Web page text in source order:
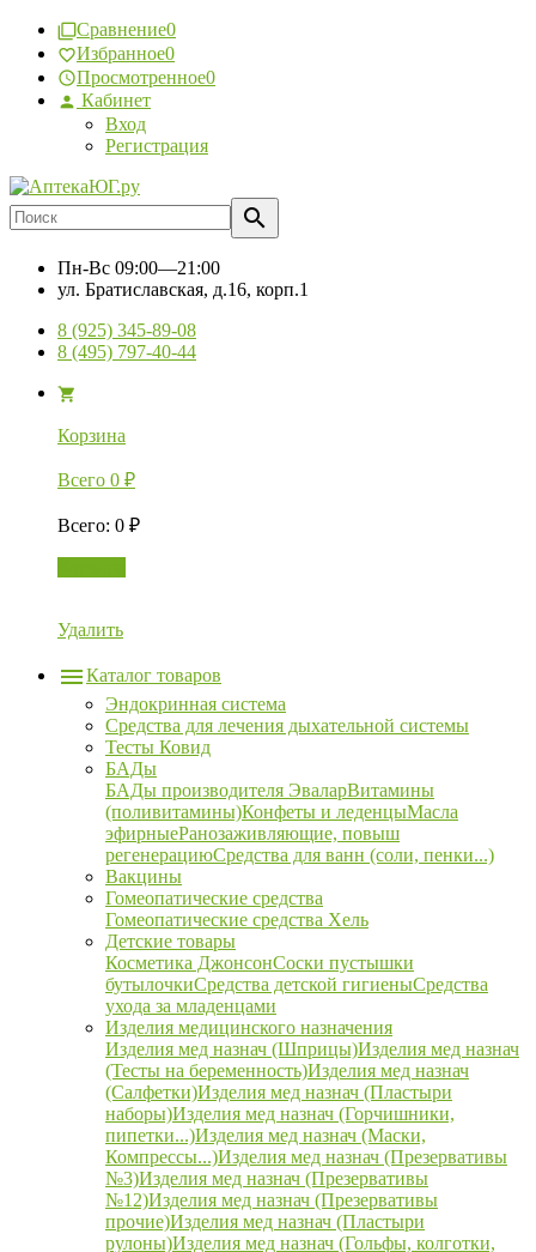
Сравнение0
Избранное0
Просмотренное0
Кабинет
Вход
Регистрация
Пн-Вс 09:00—21:00
ул. Братиславская, д.16, корп.1
8 (925) 345-89-08
8 (495) 797-40-44
Корзина
Всего 0 ₽
Всего: 0 ₽
Удалить
Каталог товаров
Эндокринная система
Средства для лечения дыхательной системы
Тесты Ковид
БАДы
БАДы производителя ЭваларВитамины
(поливитамины)Конфеты и леденцыМасла
эфирныеРанозаживляющие, повыш
регенерациюСредства для ванн (соли, пенки...)
Вакцины
Гомеопатические средства
Гомеопатические средства Хель
Детские товары
Косметика ДжонсонСоски пустышки
бутылочкиСредства детской гигиеныСредства
ухода за младенцами
Изделия медицинского назначения
Изделия мед назнач (Шприцы)Изделия мед назнач
(Тесты на беременность)Изделия мед назнач
(Салфетки)Изделия мед назнач (Пластыри
наборы)Изделия мед назнач (Горчишники,
пипетки...)Изделия мед назнач (Маски,
Компрессы...)Изделия мед назнач (Презервативы
№3)Изделия мед назнач (Презервативы
№12)Изделия мед назнач (Презервативы
прочие)Изделия мед назнач (Пластыри
рулоны)Изделия мед назнач (Гольфы, колготки,